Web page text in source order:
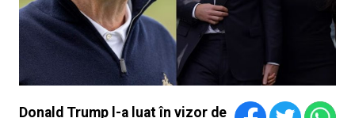
Donald Trump l-a luat în vizor de